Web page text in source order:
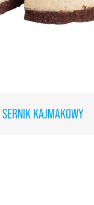
SERNIK KAJMAKOWY